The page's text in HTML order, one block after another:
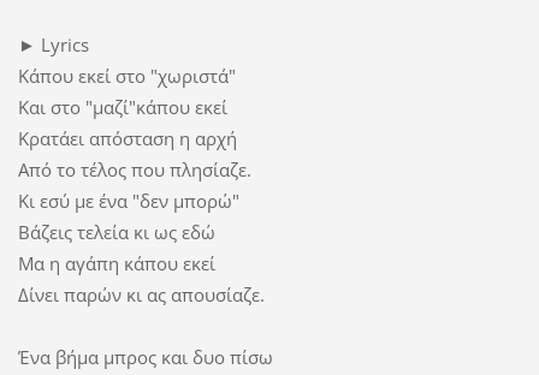
► Lyrics
Κάπου εκεί στο "χωριστά"
Και στο "μαζί"κάπου εκεί
Κρατάει απόσταση η αρχή
Από το τέλος που πλησίαζε.
Κι εσύ με ένα "δεν μπορώ"
Βάζεις τελεία κι ως εδώ
Μα η αγάπη κάπου εκεί
Δίνει παρών κι ας απουσίαζε.
Ένα βήμα μπρος και δυο πίσω